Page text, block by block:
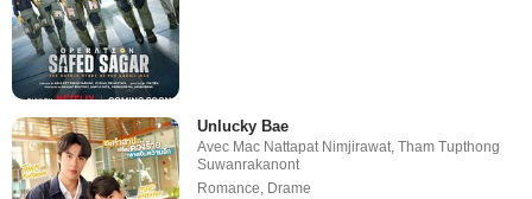
Unlucky Bae
Avec Mac Nattapat Nimjirawat,Tham Tupthong
Suwanrakanont
Romance, Drame